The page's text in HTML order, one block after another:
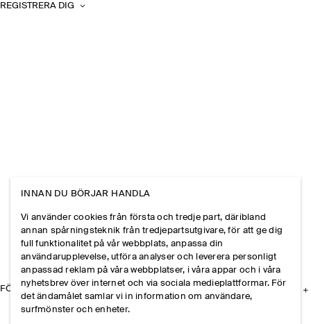
REGISTRERA DIG
FÖRETAGET
INNAN DU BÖRJAR HANDLA
Vi använder cookies från första och tredje part, däribland
annan spårningsteknik från tredjepartsutgivare, för att ge dig
full funktionalitet på vår webbplats, anpassa din
användarupplevelse, utföra analyser och leverera personligt
anpassad reklam på våra webbplatser, i våra appar och i våra
nyhetsbrev över internet och via sociala medieplattformar. För
det ändamålet samlar vi in information om användare,
surfmönster och enheter.